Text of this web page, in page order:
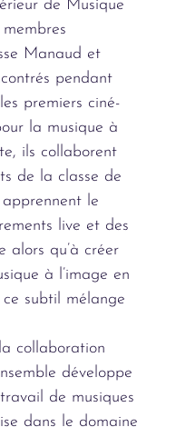
de Musique
Manaud et
pendant
premiers ciné-
la musique à
ils collaborent
de la classe de
le
live et des
alors qu’à créer
à l’image en
subtil mélange
collaboration
développe
de musiques
dans le domaine